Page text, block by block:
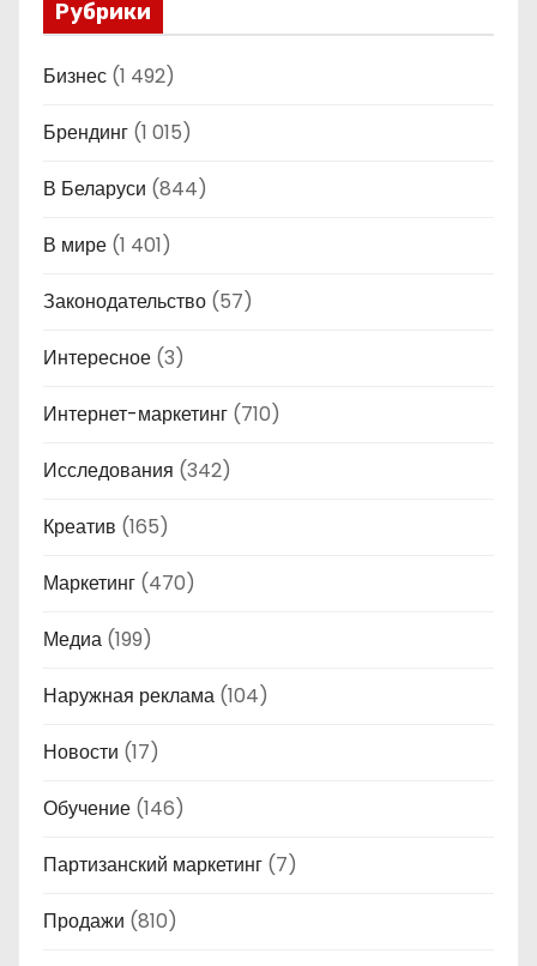
Рубрики
Бизнес (1 492)
Брендинг (1 015)
В Беларуси (844)
В мире (1 401)
Законодательство (57)
Интересное (3)
Интернет-маркетинг (710)
Исследования (342)
Креатив (165)
Маркетинг (470)
Медиа (199)
Наружная реклама (104)
Новости (17)
Обучение (146)
Партизанский маркетинг (7)
Продажи (810)